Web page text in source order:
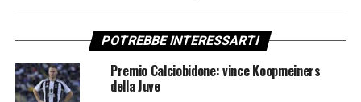
POTREBBE INTERESSARTI
Premio Calciobidone: vince Koopmeiners
della Juve